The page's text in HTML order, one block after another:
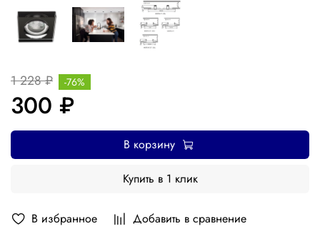
В избранное Добавить в сравнение
1 228 ₽
300 ₽
-76%
В корзину
Купить в 1 клик